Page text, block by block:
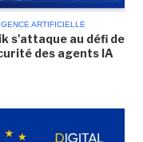
ARTIFICIELLE
s'attaque au défi de
des agents IA